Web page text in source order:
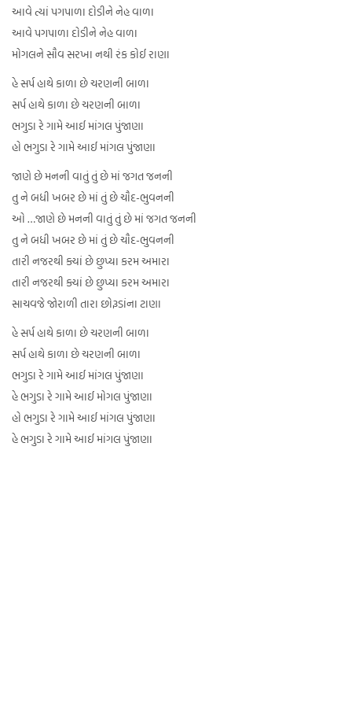
આવે ત્યાં પગપાળા દોડીને નેહ વાળા
આવે પગપાળા દોડીને નેહ વાળા
મોગલને સૌવ સરખા નથી રંક કોઈ રાણા
હે સર્પ હાથે કાળા છે ચરણની બાળા
સર્પ હાથે કાળા છે ચરણની બાળા
ભગુડા રે ગામે આઈ માંગલ પુંજાણા
હો ભગુડા રે ગામે આઈ માંગલ પુંજાણા
જાણે છે મનની વાતું તું છે માં જગત જનની
તુ ને બધી ખબર છે માં તું છે ચૌદ-ભુવનની
ઓ …જાણે છે મનની વાતું તું છે માં જગત જનની
તુ ને બધી ખબર છે માં તું છે ચૌદ-ભુવનની
તારી નજરથી ક્યાં છે છુપ્યા કરમ અમારા
તારી નજરથી ક્યાં છે છુપ્યા કરમ અમારા
સાચવજે જોરાળી તારા છોરૂડાંના ટાણા
હે સર્પ હાથે કાળા છે ચરણની બાળા
સર્પ હાથે કાળા છે ચરણની બાળા
ભગુડા રે ગામે આઈ માંગલ પુંજાણા
હે ભગુડા રે ગામે આઈ મોગલ પુંજાણા
હો ભગુડા રે ગામે આઈ માંગલ પુંજાણા
હે ભગુડા રે ગામે આઈ માંગલ પુંજાણા